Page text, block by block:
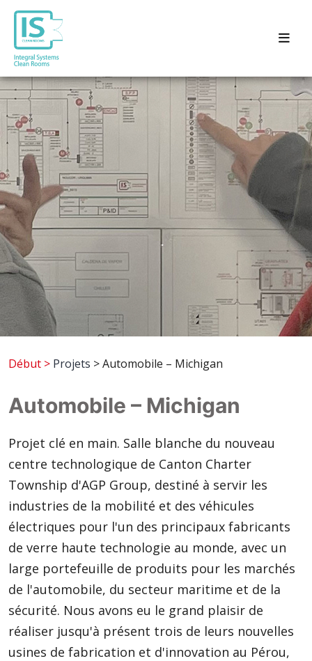
Début > Projets > Automobile – Michigan
Automobile – Michigan
Projet clé en main. Salle blanche du nouveau
centre technologique de Canton Charter
Township d'AGP Group, destiné à servir les
industries de la mobilité et des véhicules
électriques pour l'un des principaux fabricants
de verre haute technologie au monde, avec un
large portefeuille de produits pour les marchés
de l'automobile, du secteur maritime et de la
sécurité. Nous avons eu le grand plaisir de
réaliser jusqu'à présent trois de leurs nouvelles
usines de fabrication et d'innovation au Pérou,